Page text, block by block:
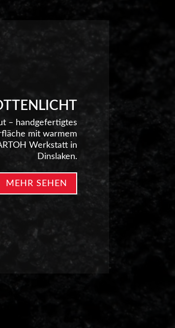
– handgefertigtes
mit warmem
Werkstatt in
Dinslaken.
MEHR SEHEN